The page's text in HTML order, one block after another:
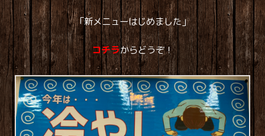
「新メニューはじめました」
コチラからどうぞ！